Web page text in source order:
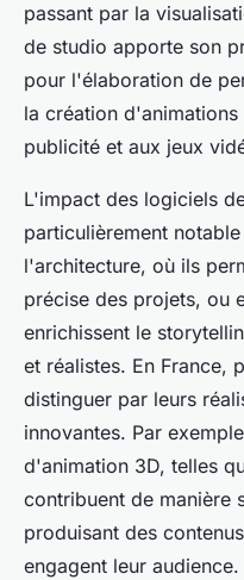
passant par la
de studio apporte son
pour l'élaboration de
la création
publicité et aux jeux
L'impact des logiciels
particulièrement
l'architecture, où ils
précise des projets, ou
enrichissent le
et réalistes. En France,
distinguer par leurs
innovantes. Par
d'animation 3D, telles
contribuent de manière
produisant des
engagent leur audience.